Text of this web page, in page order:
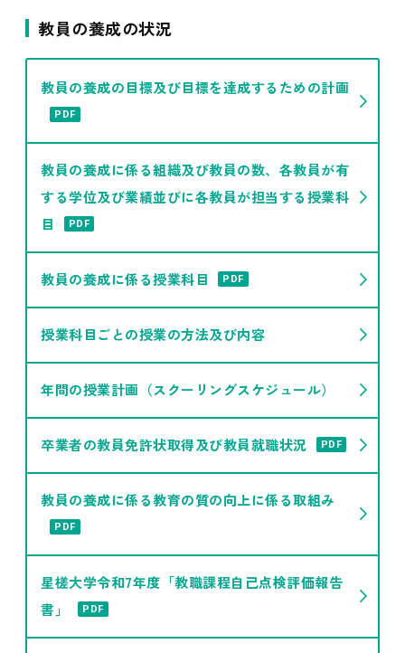
教員の養成の状況
教員の養成の目標及び目標を達成するための計画
PDF
教員の養成に係る組織及び教員の数、各教員が有
する学位及び業績並びに各教員が担当する授業科
目
PDF
教員の養成に係る授業科目 PDF
授業科目ごとの授業の方法及び内容
年間の授業計画（スクーリングスケジュール）
卒業者の教員免許状取得及び教員就職状況 PDF
教員の養成に係る教育の質の向上に係る取組み
PDF
星槎大学令和7年度「教職課程自己点検評価報告
書」
PDF